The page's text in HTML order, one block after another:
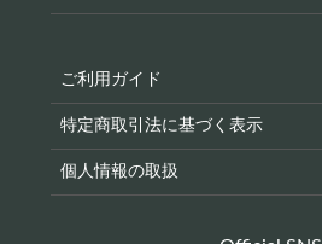
ご利用ガイド
特定商取引法に基づく表示
個人情報の取扱